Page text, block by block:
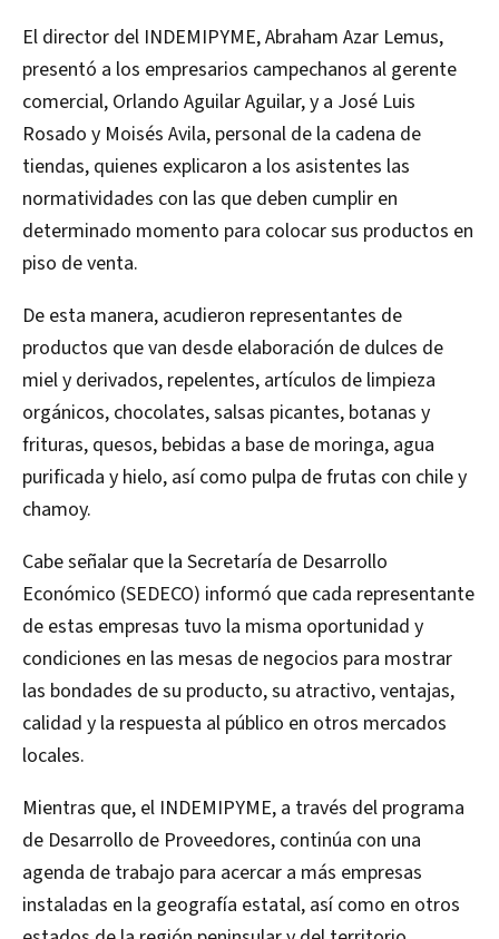
El director del INDEMIPYME, Abraham Azar Lemus,
presentó a los empresarios campechanos al gerente
comercial, Orlando Aguilar Aguilar, y a José Luis
Rosado y Moisés Avila, personal de la cadena de
tiendas, quienes explicaron a los asistentes las
normatividades con las que deben cumplir en
determinado momento para colocar sus productos en
piso de venta.
De esta manera, acudieron representantes de
productos que van desde elaboración de dulces de
miel y derivados, repelentes, artículos de limpieza
orgánicos, chocolates, salsas picantes, botanas y
frituras, quesos, bebidas a base de moringa, agua
purificada y hielo, así como pulpa de frutas con chile y
chamoy.
Cabe señalar que la Secretaría de Desarrollo
Económico (SEDECO) informó que cada representante
de estas empresas tuvo la misma oportunidad y
condiciones en las mesas de negocios para mostrar
las bondades de su producto, su atractivo, ventajas,
calidad y la respuesta al público en otros mercados
locales.
Mientras que, el INDEMIPYME, a través del programa
de Desarrollo de Proveedores, continúa con una
agenda de trabajo para acercar a más empresas
instaladas en la geografía estatal, así como en otros